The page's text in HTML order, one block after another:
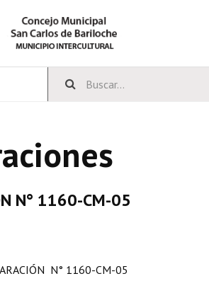
N° 1160-CM-05
N° 1160-CM-05